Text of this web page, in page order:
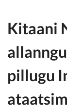
Politikki
Takornariat
Kitaani
pillugu